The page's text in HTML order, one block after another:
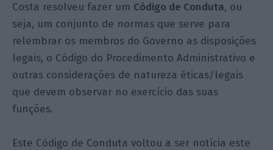
Costa resolveu fazer um Código de Conduta, ou
seja, um conjunto de normas que serve para
relembrar os membros do Governo as disposições
legais, o Código do Procedimento Administrativo e
outras considerações de natureza éticas/legais
que devem observar no exercício das suas
funções.
Este Código de Conduta voltou a ser notícia este